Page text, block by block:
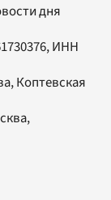
дня
ИНН
Коптевская
,